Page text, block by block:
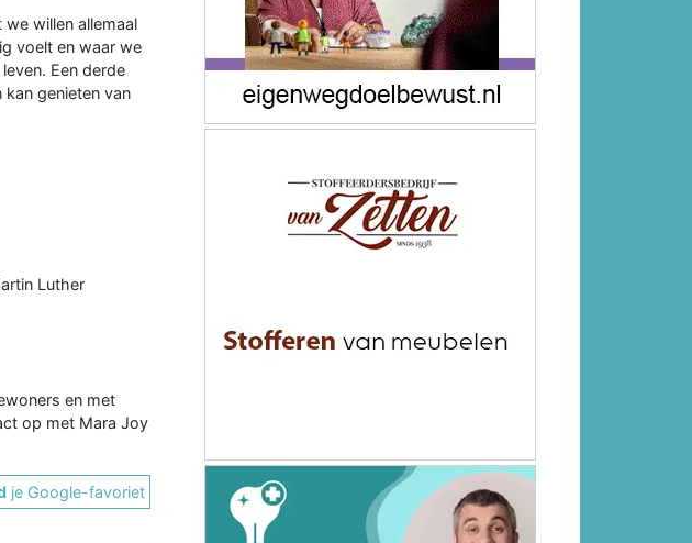
willen allemaal
voelt en waar we
Een derde
genieten van
Luther
en met
op met Mara Joy
je Google-favoriet